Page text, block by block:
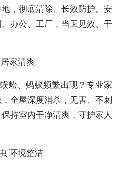
，彻底清除、长效防护。安
办公、工厂，当天见效、干
家清爽
蚣、蚂蚁频繁出现？专业家
全屋深度消杀，无害、不刺
持室内干净清爽，守护家人
环境整洁